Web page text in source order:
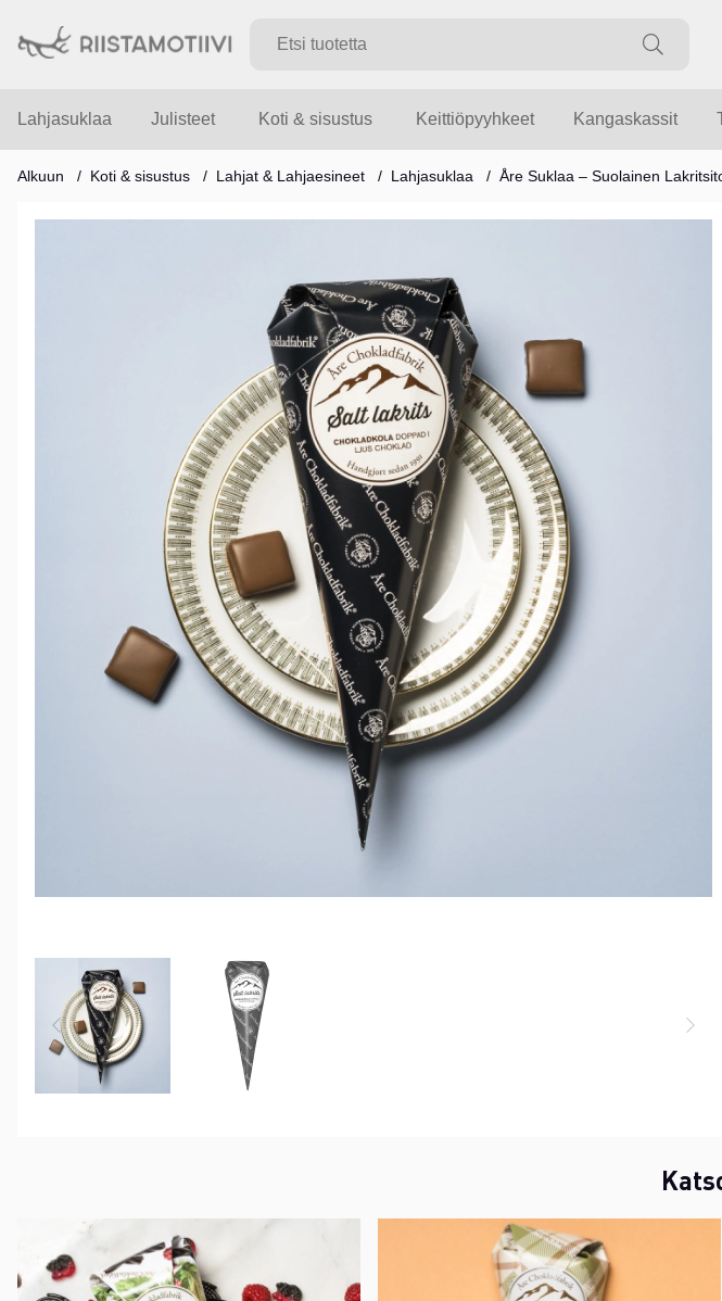
Lahjasuklaa Julisteet Koti & sisustus Keittiöpyyhkeet Kangaskassit
Alkuun Koti & sisustus Lahjat & Lahjaesineet Lahjasuklaa Åre Suklaa – Suolainen